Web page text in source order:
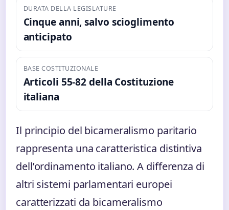
DURATA DELLA LEGISLATURE
Cinque anni, salvo scioglimento
anticipato
BASE COSTITUZIONALE
Articoli 55-82 della Costituzione
italiana
Il principio del bicameralismo paritario
rappresenta una caratteristica distintiva
dell’ordinamento italiano. A differenza di
altri sistemi parlamentari europei
caratterizzati da bicameralismo